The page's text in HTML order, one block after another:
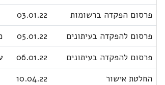
פרסום הפקדה ברשומות
03.01.22
פרסום להפקדה בעיתונים
05.01.22
פרסום להפקדה בעיתונים
06.01.22
החלטת אישור
10.04.22